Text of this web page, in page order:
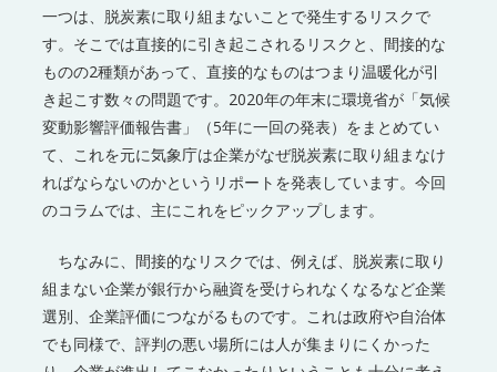
一つは、脱炭素に取り組まないことで発生するリスクで
す。そこでは直接的に引き起こされるリスクと、間接的な
ものの2種類があって、直接的なものはつまり温暖化が引
き起こす数々の問題です。2020年の年末に環境省が「気候
変動影響評価報告書」（5年に一回の発表）をまとめてい
て、これを元に気象庁は企業がなぜ脱炭素に取り組まなけ
ればならないのかというリポートを発表しています。今回
のコラムでは、主にこれをピックアップします。
ちなみに、間接的なリスクでは、例えば、脱炭素に取り
組まない企業が銀行から融資を受けられなくなるなど企業
選別、企業評価につながるものです。これは政府や自治体
でも同様で、評判の悪い場所には人が集まりにくかった